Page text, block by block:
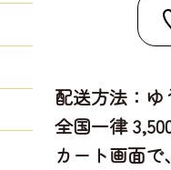
配送方法：ゆ
全国一律
カート画面